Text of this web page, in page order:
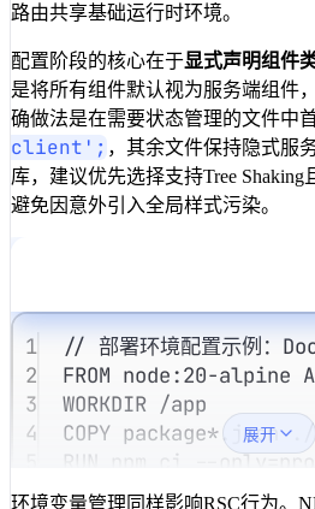
路由共享基础运行时环境。
配置阶段的核心在于显式声明组件
是将所有组件默认视为服务端组件
确做法是在需要状态管理的文件中
client'; ，其余文件保持隐式服
库，建议优先选择支持Tree Shaking
避免因意外引入全局样式污染。
1
// 部署环境配置示例：
2
FROM node:20-alpine
3
WORKDIR /app
4
COPY package*.json ./
5
RUN npm ci
6
COPY . .
展开
环境变量管理同样影响RSC行为。